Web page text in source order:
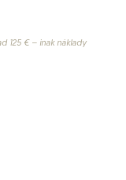
125 € – inak náklady